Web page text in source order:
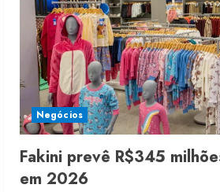
Negócios
Fakini prevê R$345
em 2026